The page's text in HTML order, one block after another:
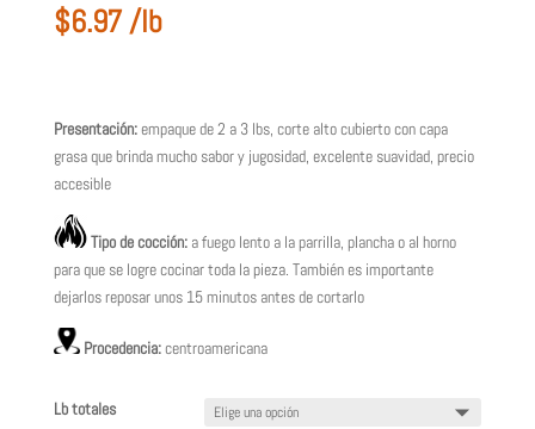
$6.97/lb
Presentación:empaque de 2 a 3 lbs, corte alto cubierto con capa
grasa que brinda mucho sabor y jugosidad, excelente suavidad, precio
accesible
Tipo de cocción:a fuego lento a la parrilla, plancha o al horno
para que se logre cocinar toda la pieza. También es importante
dejarlos reposar unos 15 minutos antes de cortarlo
Procedencia:centroamericana
Lb totales